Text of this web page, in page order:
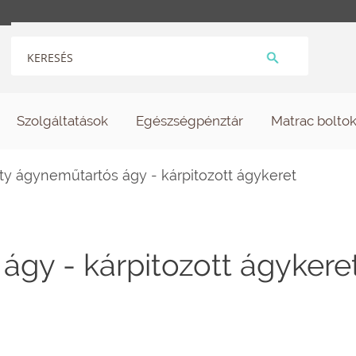
Szolgáltatások Egészségpénztár Matrac boltok
ágyneműtartós ágy - kárpitozott ágykeret
- kárpitozott